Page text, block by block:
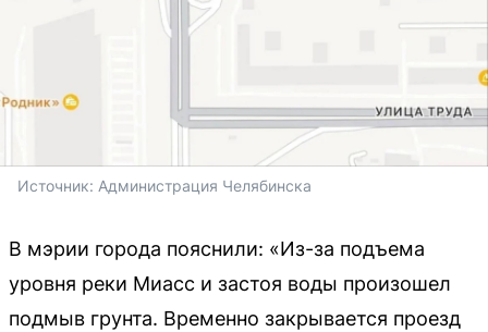
Источник: Администрация Челябинска
В мэрии города пояснили: «Из-за подъема
уровня реки Миасс и застоя воды произошел
подмыв грунта. Временно закрывается проезд